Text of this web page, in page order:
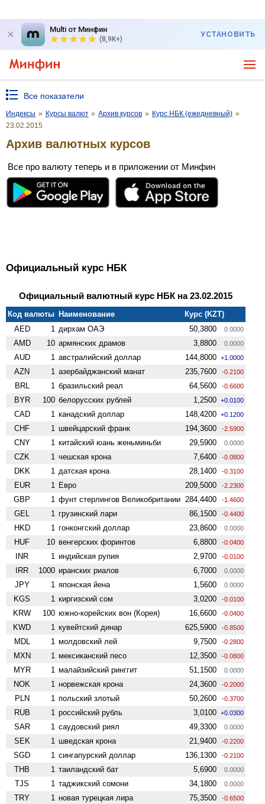
Multi от Минфин
(8,9K+)
УСТАНОВИТЬ
Все показатели
Индексы » Курсы валют » Архив курсов » Курс НБК (ежедневный) »
23.02.2015
Архив валютных курсов
Все про валюту теперь и в приложении от Минфин
Официальный курс НБК
Официальный валютный курс НБК на 23.02.2015
Код валюты Наименование
Курс (KZT)
AED
1 дирхам ОАЭ 50,3800 0.0000
AMD 10 армянских драмов 3,8800 0.0000
AUD 1 австралийский доллар 144,8000 +1.0000
AZN 1 азербайджанский манат 235,7600 -0.2100
BRL 1 бразильский реал 64,5600 -0.6600
BYR 100 белорусских рублей 1,2500 +0.0100
CAD 1 канадский доллар 148,4200 +0.1200
CHF 1 швейцарский франк 194,3600 -2.5900
CNY 1 китайский юань женьминьби 29,5900 0.0000
CZK 1 чешская крона 7,6400 -0.0800
DKK 1 датская крона 28,1400 -0.3100
EUR 1 Евро 209,5000 -2.2300
GBP 1 фунт стерлингов Велико­британии 284,4400 -1.4600
GEL 1 грузинский лари 86,1500 -0.4400
HKD 1 гонконгский доллар 23,8600 0.0000
HUF 10 венгерских форинтов 6,8800 -0.0400
INR 1 индийская рупия 2,9700 -0.0100
IRR 1000 иранских риалов 6,7000 0.0000
JPY 1 японская йена 1,5600 0.0000
KGS 1 киргизский сом 3,0200 -0.0100
KRW 100 южно-корейских вон (Корея) 16,6600 -0.0400
KWD 1 кувейтский динар 625,5900 -0.8500
MDL 1 молдовский лей 9,7500 -0.2800
MXN 1 мексиканский песо 12,3500 -0.0800
MYR 1 малайзийский ринггит 51,1500 0.0000
NOK 1 норвежская крона 24,3600 -0.2000
PLN 1 польский злотый 50,2600 -0.3700
RUB 1 российский рубль 3,0100 +0.0300
SAR 1 саудовский риял 49,3300 0.0000
SEK 1 шведская крона 21,9400 -0.2200
SGD 1 сингапурский доллар 136,1300 -0.2100
THB 1 таиландский бат 5,6900 0.0000
TJS 1 таджикский сомони 34,1800 0.0000
TRY 1 новая турецкая лира 75,3500 -0.6500